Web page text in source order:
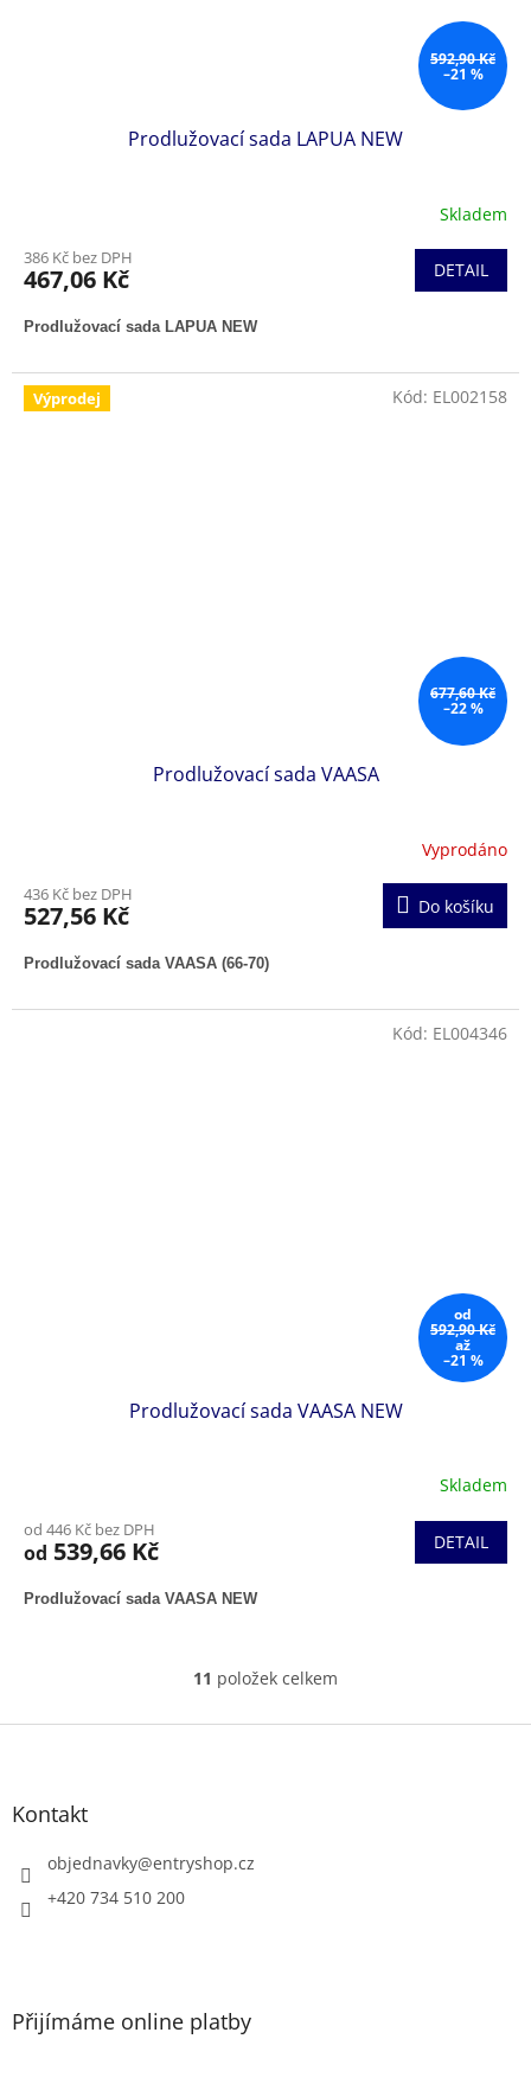
592,90 Kč
–21 %
Prodlužovací sada LAPUA NEW
Skladem
386 Kč bez DPH
467,06 Kč DETAIL
Prodlužovací sada LAPUA NEW
Výprodej
677,60 Kč
–22 %
Prodlužovací sada VAASA
Vyprodáno
436 Kč bez DPH
527,56 Kč Do košíku
Prodlužovací sada VAASA (66-70)
Kód: EL002158
od
592,90 Kč
až
–21 %
Prodlužovací sada VAASA NEW
Skladem
od 446 Kč bez DPH
od 539,66 Kč DETAIL
Prodlužovací sada VAASA NEW
Kód: EL004346
O
l
11 položek celkem
Z
Kontakt
objednavky@entryshop.cz
+420 734 510 200
Přijímáme online platby